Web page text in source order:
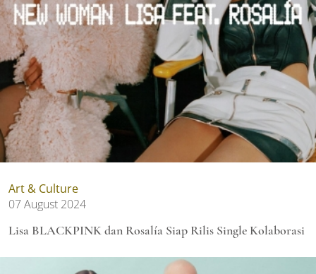
Art & Culture
07 August 2024
Lisa BLACKPINK dan Rosalía Siap Rilis Single Kolaborasi